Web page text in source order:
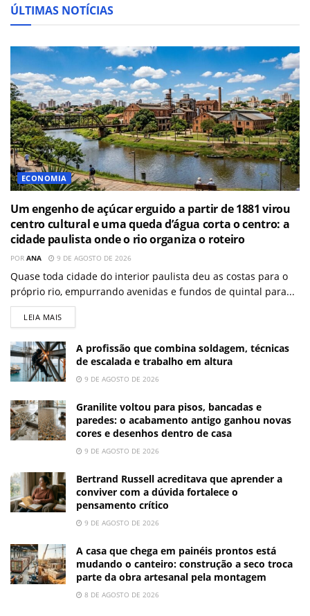
ÚLTIMAS NOTÍCIAS
ECONOMIA
Um engenho de açúcar erguido a partir de 1881 virou
centro cultural e uma queda d’água corta o centro: a
cidade paulista onde o rio organiza o roteiro
POR ANA 9 DE AGOSTO DE 2026
Quase toda cidade do interior paulista deu as costas para o
próprio rio, empurrando avenidas e fundos de quintal para...
LEIA MAIS
A profissão que combina soldagem, técnicas
de escalada e trabalho em altura
9 DE AGOSTO DE 2026
Granilite voltou para pisos, bancadas e
paredes: o acabamento antigo ganhou novas
cores e desenhos dentro de casa
9 DE AGOSTO DE 2026
Bertrand Russell acreditava que aprender a
conviver com a dúvida fortalece o
pensamento crítico
9 DE AGOSTO DE 2026
A casa que chega em painéis prontos está
mudando o canteiro: construção a seco troca
parte da obra artesanal pela montagem
8 DE AGOSTO DE 2026